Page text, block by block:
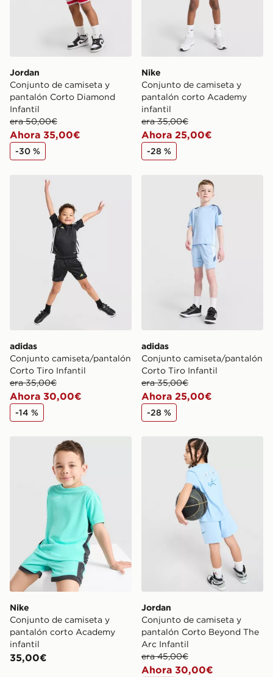
Jordan
Conjunto de camiseta y
pantalón Corto Diamond
Infantil
era 50,00€
Ahora 35,00€
-30 %
Nike
Conjunto de camiseta y
pantalón corto Academy
infantil
era 35,00€
Ahora 25,00€
-28 %
adidas Conjunto camiseta/pantalón Corto Tiro Infantil
adidas
Conjunto camiseta/pantalón
Corto Tiro Infantil
era 35,00€
Ahora 30,00€
-14 %
adidas Conjunto
adidas
Conjunto camiseta/pantalón
Corto Tiro Infantil
era 35,00€
Ahora 25,00€
-28 %
Nike Conjunto de camiseta y pantalón corto Academy
Nike
Conjunto de camiseta y
pantalón corto Academy
infantil
35,00€
Jordan Conjunto de
Jordan
Conjunto de camiseta y
pantalón Corto Beyond The
Arc Infantil
era 45,00€
Ahora 30,00€